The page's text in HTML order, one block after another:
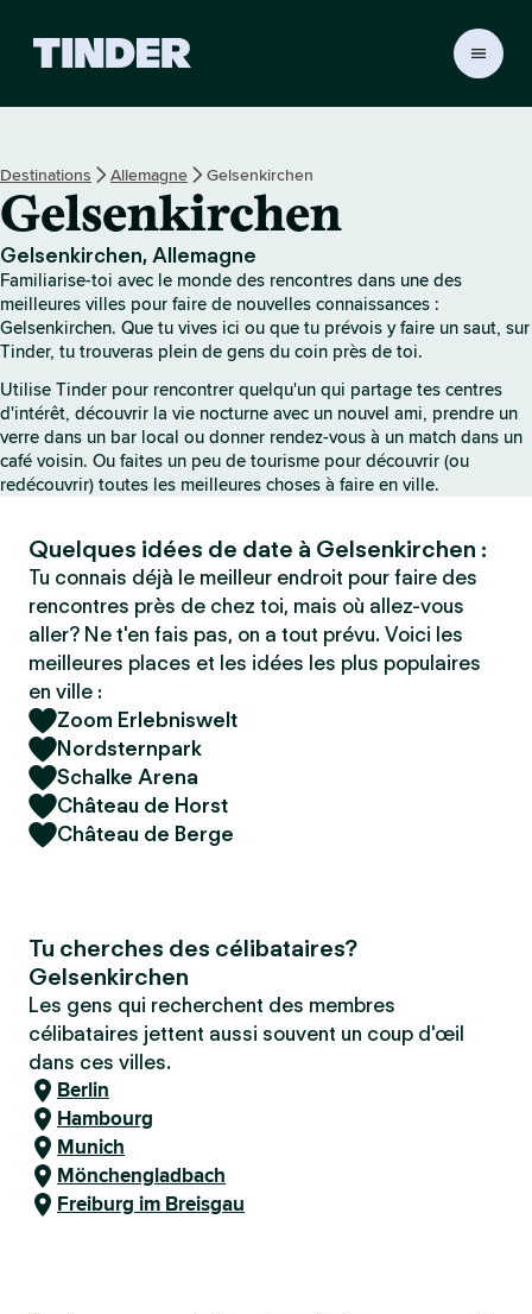
i
l
T
i
n
d
e
r
Destinations Allemagne Gelsenkirchen
Gelsenkirchen
Gelsenkirchen, Allemagne
Familiarise-toi avec le monde des rencontres dans une des
meilleures villes pour faire de nouvelles connaissances :
Gelsenkirchen. Que tu vives ici ou que tu prévois y faire un saut, sur
Tinder, tu trouveras plein de gens du coin près de toi.
Utilise Tinder pour rencontrer quelqu'un qui partage tes centres
d'intérêt, découvrir la vie nocturne avec un nouvel ami, prendre un
verre dans un bar local ou donner rendez-vous à un match dans un
café voisin. Ou faites un peu de tourisme pour découvrir (ou
redécouvrir) toutes les meilleures choses à faire en ville.
Quelques idées de date à Gelsenkirchen :
Tu connais déjà le meilleur endroit pour faire des
rencontres près de chez toi, mais où allez-vous
aller? Ne t'en fais pas, on a tout prévu. Voici les
meilleures places et les idées les plus populaires
en ville :
Zoom Erlebniswelt
Nordsternpark
Schalke Arena
Château de Horst
Château de Berge
Tu cherches des célibataires?
Gelsenkirchen
Les gens qui recherchent des membres
célibataires jettent aussi souvent un coup d'œil
dans ces villes.
Berlin
Hambourg
Munich
Mönchengladbach
Freiburg im Breisgau